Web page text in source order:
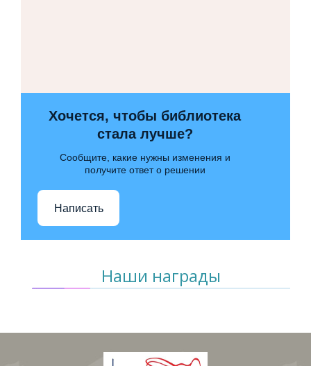
Хочется, чтобы библиотека
стала лучше?
Сообщите, какие нужны изменения и
получите ответ о решении
Написать
Наши награды